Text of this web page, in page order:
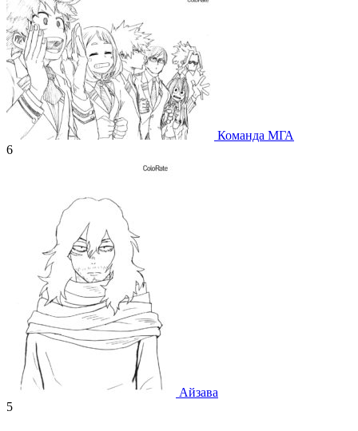
Команда МГА
6
Айзава
5